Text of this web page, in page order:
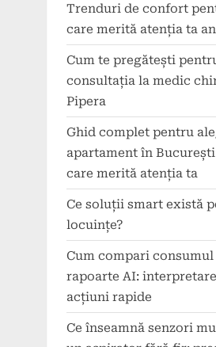
Trenduri de confort
care merită atenția ta
Cum te pregătești
consultația la medic
Pipera
Ghid complet pentru
apartament în
care merită atenția ta
Ce soluții smart există
locuințe?
Cum compari
rapoarte AI:
acțiuni rapide
Ce înseamnă senzori